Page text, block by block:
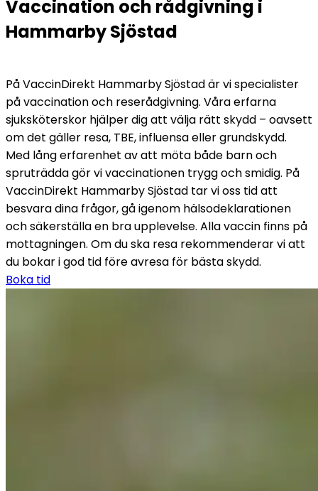
Vaccination och rådgivning i
Hammarby Sjöstad
På VaccinDirekt Hammarby Sjöstad är vi specialister
på vaccination och reserådgivning. Våra erfarna
sjuksköterskor hjälper dig att välja rätt skydd – oavsett
om det gäller resa, TBE, influensa eller grundskydd.
Med lång erfarenhet av att möta både barn och
spruträdda gör vi vaccinationen trygg och smidig. På
VaccinDirekt Hammarby Sjöstad tar vi oss tid att
besvara dina frågor, gå igenom hälsodeklarationen
och säkerställa en bra upplevelse. Alla vaccin finns på
mottagningen. Om du ska resa rekommenderar vi att
du bokar i god tid före avresa för bästa skydd.
Boka tid